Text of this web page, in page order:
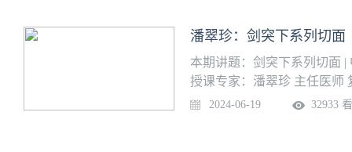
潘翠珍：剑突下系列切面
本期讲题：剑突下系列切面
授课专家：潘翠珍 主任医师
2024-06-19 32933